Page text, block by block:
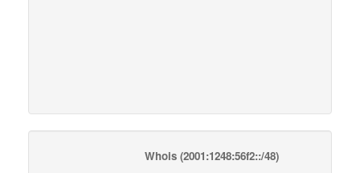
Whois (2001:1248:56f2::/48)